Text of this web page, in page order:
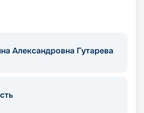
Александровна Гутарева